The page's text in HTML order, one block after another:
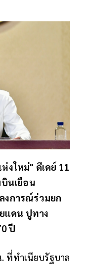
งใหม่" ดีเดย์ 11
นเยือน
งการณ์ร่วมยก
แดน ปูทาง
ปี
ที่ทำเนียบรัฐบาล